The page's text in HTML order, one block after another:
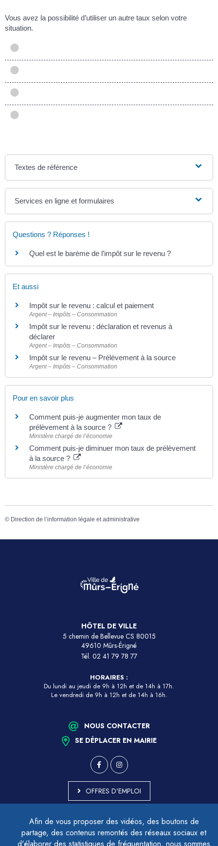
Afin de vous proposer des vidéos, des boutons de
partage, des contenus remontés des réseaux sociaux et
Vous avez la possibilité d’utiliser un autre taux selon votre
situation.
Textes de référence
Services en ligne et formulaires
Questions ? Réponses !
Quel est le barème de l’impôt sur le revenu ?
Et aussi
Impôt sur le revenu : calcul et paiement
Argent – Impôts – Consommation
Impôt sur le revenu : déclaration et revenus à
déclarer
Argent – Impôts – Consommation
Impôt sur le revenu – Prélèvement à la source
Argent – Impôts – Consommation
Pour en savoir plus
Comment puis-je augmenter mon taux de
prélèvement à la source ?
Ministère chargé de l’économie
Comment puis-je diminuer mon taux de prélèvement
à la source ?
Ministère chargé de l’économie
© Direction de l’information légale et administrative
HÔTEL DE VILLE
5 chemin de Bellevue CS 80015
49610 Mûrs-Érigné
Tél. 02 41 79 78 77
HORAIRES :
Du lundi au jeudi de 9h à 12h et de 14h à 17h.
Le vendredi de 9h à 12h et de 14h à 16h.
NOUS CONTACTER
SE DÉPLACER EN MAIRIE
OFFRES D'EMPLOI
ACCESSIBILITÉ - PARTIELLEMENT CONFORME
PLAN DU SITE
MENTIONS LÉGALES